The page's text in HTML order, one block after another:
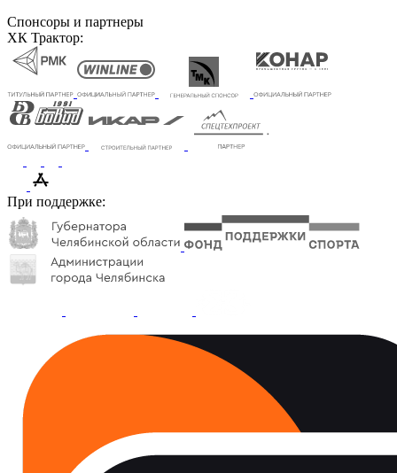
Спонсоры и партнеры
ХК Трактор:
При поддержке: